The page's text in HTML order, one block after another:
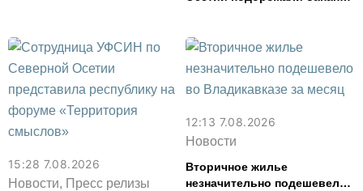
картофель
15:28 7.08.2026
Новости, Пресс релизы
12:13 7.08.2026
Новости
Вторичное жилье
незначительно подешевело